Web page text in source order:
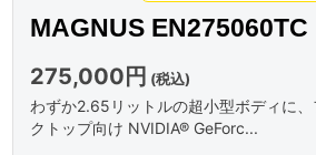
MAGNUS EN275060TC
275,000円 (税込)
わずか2.65リットルの超小型ボディに
クトップ向け NVIDIA® GeForc...